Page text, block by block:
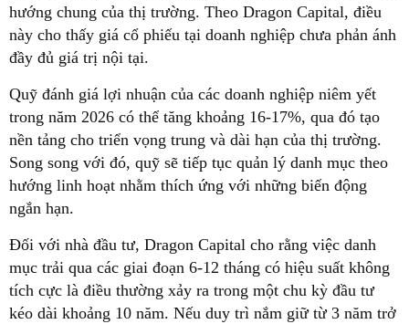
hướng chung của thị trường. Theo Dragon Capital, điều
này cho thấy giá cổ phiếu tại doanh nghiệp chưa phản ánh
đầy đủ giá trị nội tại.
Quỹ đánh giá lợi nhuận của các doanh nghiệp niêm yết
trong năm 2026 có thể tăng khoảng 16-17%, qua đó tạo
nền tảng cho triển vọng trung và dài hạn của thị trường.
Song song với đó, quỹ sẽ tiếp tục quản lý danh mục theo
hướng linh hoạt nhằm thích ứng với những biến động
ngắn hạn.
Đối với nhà đầu tư, Dragon Capital cho rằng việc danh
mục trải qua các giai đoạn 6-12 tháng có hiệu suất không
tích cực là điều thường xảy ra trong một chu kỳ đầu tư
kéo dài khoảng 10 năm. Nếu duy trì nắm giữ từ 3 năm trở